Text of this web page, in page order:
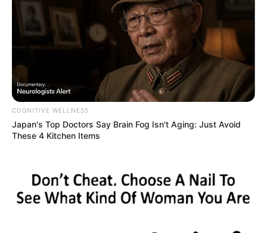
8 Conspiracies That Turned Out To Be True
COGNITIVE WELLNESS
Japan's Top Doctors Say Bra​in Fo​g Isn't Aging: Just Avoid
These 4 Kitchen Items